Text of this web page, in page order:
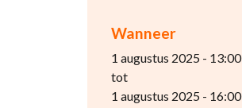
Wanneer
1 augustus 2025 - 13:00
tot
1 augustus 2025 - 16:00